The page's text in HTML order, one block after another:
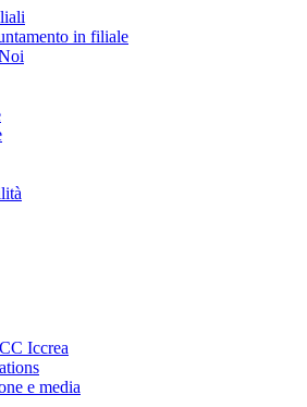
in filiale
Iccrea
e media